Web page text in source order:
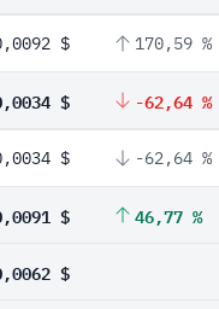
$ 170,59 %
$ -62,64 %
$ -62,64 %
$ 46,77 %
$